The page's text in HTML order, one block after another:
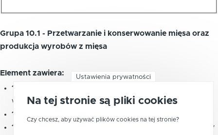
Grupa 10.1 - Przetwarzanie i konserwowanie mięsa oraz
produkcja wyrobów z mięsa
Element zawiera:
10.11
wyłączeniem mięsa z drobiu
10.12
10.13
Produkcja wyrobów z mięsa, włączając wyroby
Ustawienia prywatności
Na tej stronie są pliki cookies
Czy chcesz, aby używać plików cookies na tej stronie?